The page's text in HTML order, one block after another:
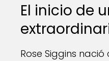
El inicio de
Rose Siggins